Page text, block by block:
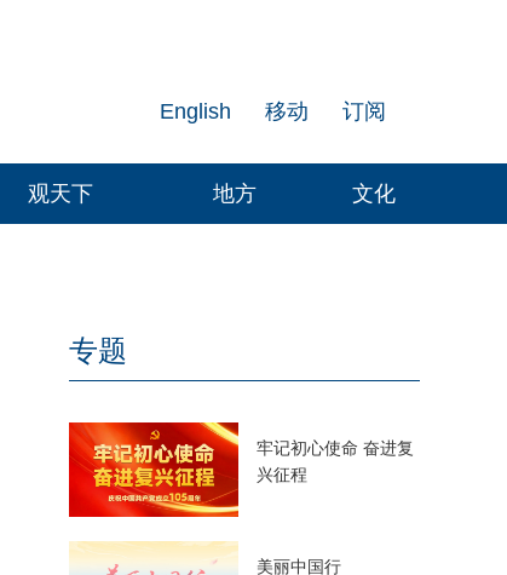
订阅
移动
English
观天下 地方 文化
专题
牢记初心使命 奋进复
兴征程
美丽中国行